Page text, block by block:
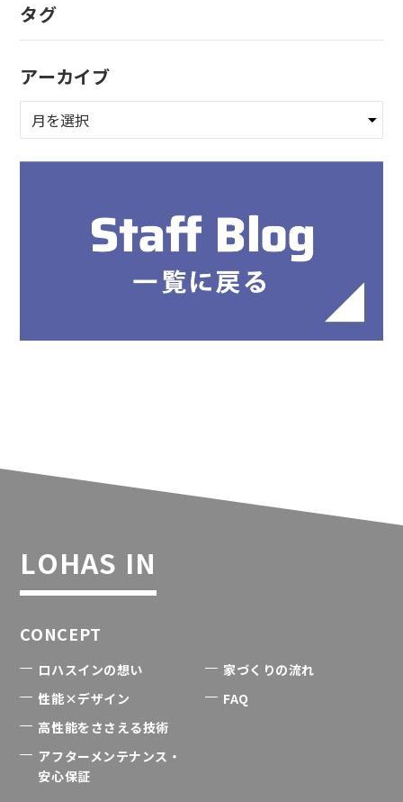
タグ
アーカイブ
LOHAS IN
CONCEPT
ロハスインの想い
性能×デザイン
高性能をささえる技術
アフターメンテナンス・
安心保証
家づくりの流れ
FAQ